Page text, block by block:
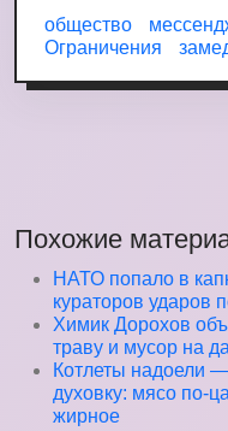
общество
Ограничения
Похожие
НАТО попало в
кураторов ударов
Химик Дорохов
траву и мусор на
Котлеты надоели
духовку: мясо по-
жирное